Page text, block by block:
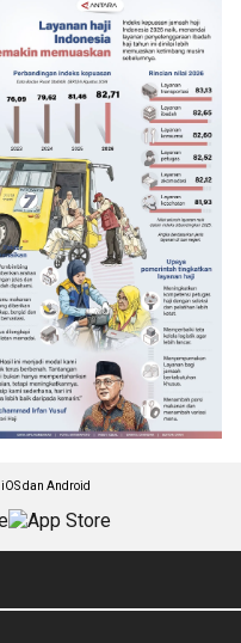
dan Android